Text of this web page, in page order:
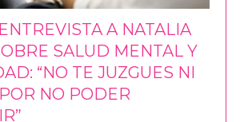
ENTREVISTA A NATALIA
SALUD MENTAL Y
“NO TE JUZGUES NI
NO PODER